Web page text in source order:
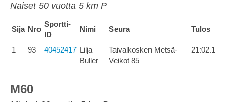
Naiset 50 vuotta 5 km P
Sija Nro
Sportti-
ID
Nimi Seura Tulos
1 93 40452417 Lilja
Buller
Taivalkosken Metsä-
Veikot 85
21:02.1
M60